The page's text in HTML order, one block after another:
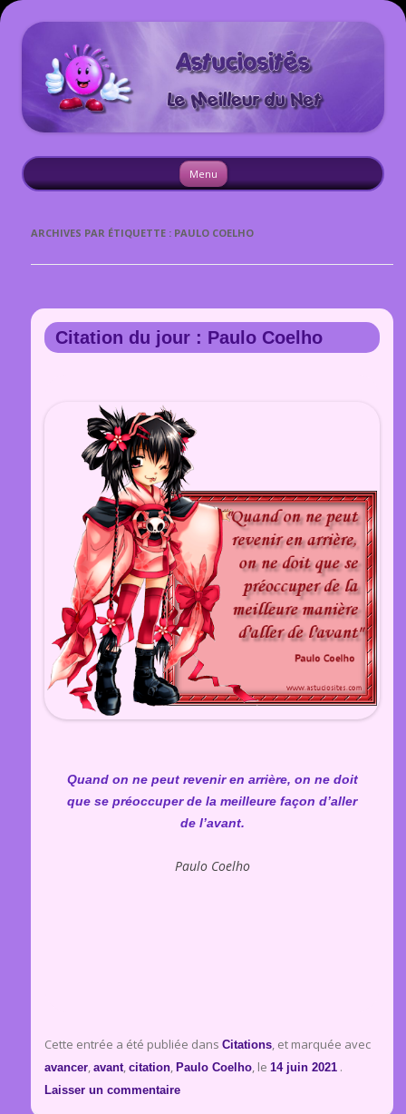
Menu
Aller
au
contenu
ARCHIVES PAR ÉTIQUETTE : PAULO COELHO
Citation du jour : Paulo Coelho
Quand on ne peut revenir en arrière, on ne doit
que se préoccuper de la meilleure façon d’aller
de l’avant.
Paulo Coelho
Cette entrée a été publiée dans Citations, et marquée avec
avancer, avant, citation, Paulo Coelho, le 14 juin 2021 .
Laisser un commentaire